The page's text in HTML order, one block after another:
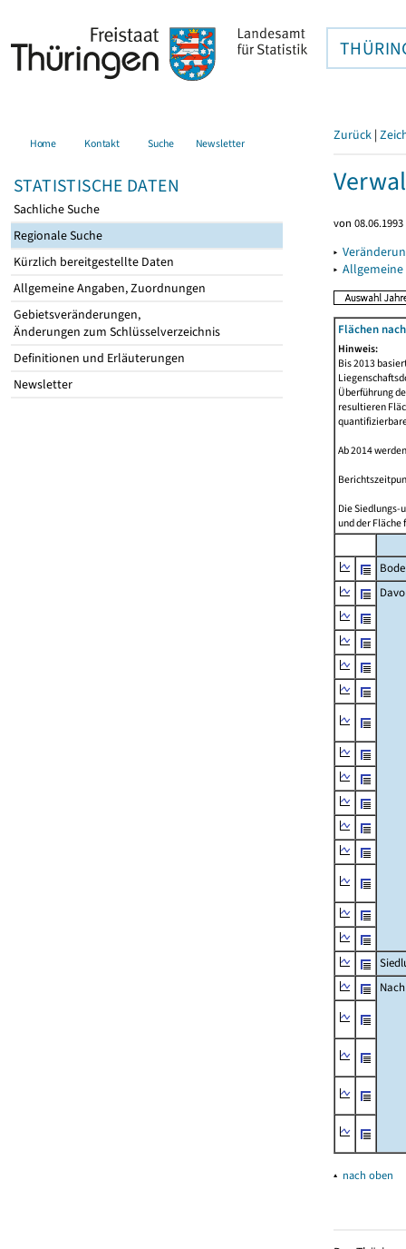
Home Kontakt Suche Newsletter
STATISTISCHE DATEN
Sachliche Suche
Regionale Suche
Kürzlich bereitgestellte Daten
Allgemeine Angaben, Zuordnungen
Gebietsveränderungen,
Änderungen zum Schlüsselverzeichnis
Definitionen und Erläuterungen
Newsletter
Zurück |
von
▸
▸
Flächen
Hinweis:
Bis 2013
Überführung
resultieren
Ab 2014
Die Siedlungs-
und der Fläche
▴ nach oben